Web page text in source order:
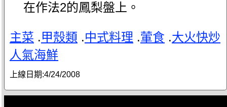
在作法2的鳳梨盤上。
主菜 .甲殼類 .中式料理 .葷食 .大火快炒
人氣海鮮
上線日期:4/24/2008